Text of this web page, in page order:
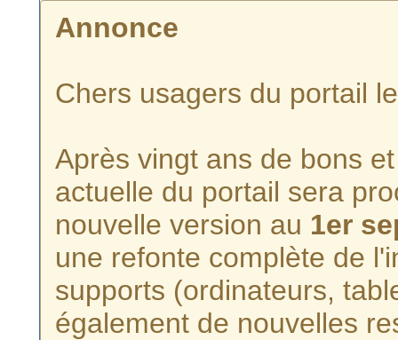
Annonce
Chers usagers du portail
Après vingt ans de bons
actuelle du portail sera
nouvelle version au 1er
une refonte complète de
supports (ordinateurs,
également de nouvelles